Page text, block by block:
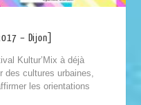
– Dijon]
Kultur’Mix à déjà
des cultures urbaines,
les orientations